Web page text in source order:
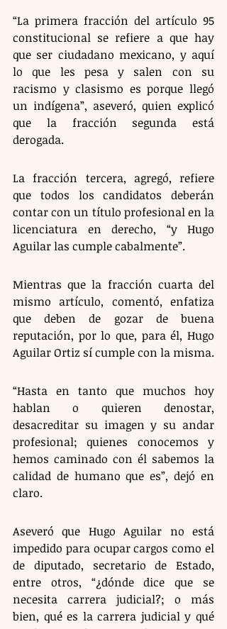
“La primera fracción del artículo 95
constitucional se refiere a que hay
que ser ciudadano mexicano, y aquí
lo que les pesa y salen con su
racismo y clasismo es porque llegó
un indígena”, aseveró, quien explicó
que la fracción segunda está
derogada.
La fracción tercera, agregó, refiere
que todos los candidatos deberán
contar con un título profesional en la
licenciatura en derecho, “y Hugo
Aguilar las cumple cabalmente”.
Mientras que la fracción cuarta del
mismo artículo, comentó, enfatiza
que deben de gozar de buena
reputación, por lo que, para él, Hugo
Aguilar Ortiz sí cumple con la misma.
“Hasta en tanto que muchos hoy
hablan o quieren denostar,
desacreditar su imagen y su andar
profesional; quienes conocemos y
hemos caminado con él sabemos la
calidad de humano que es”, dejó en
claro.
Aseveró que Hugo Aguilar no está
impedido para ocupar cargos como el
de diputado, secretario de Estado,
entre otros, “¿dónde dice que se
necesita carrera judicial?; o más
bien, qué es la carrera judicial y qué